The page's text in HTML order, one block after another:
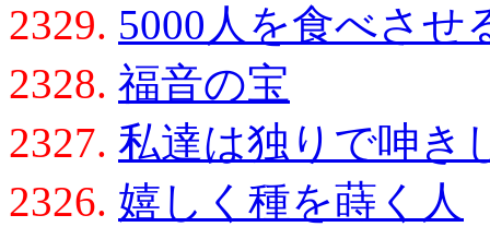
2329. 5000人を食べさせ
2328. 福音の宝
2327. 私達は独りで呻き
2326. 嬉しく種を蒔く人